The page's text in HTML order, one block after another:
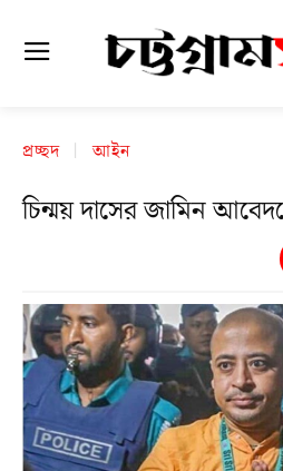
প্রচ্ছদ আইন
চিন্ময় দাসের জামিন